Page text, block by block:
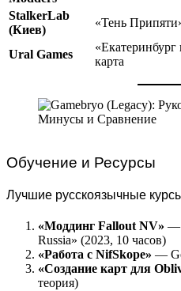
StalkerLab
(Киев)
«Тень
Ural Games
карта
Обучение и Ресурсы
Лучшие русскоязычные
«Моддинг Fallout NV» —
Russia» (2023, 10 часов)
«Работа с NifSkope» —
«Создание карт для
теория)